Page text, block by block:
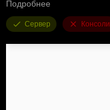
Подробнее
Сервер Консоли